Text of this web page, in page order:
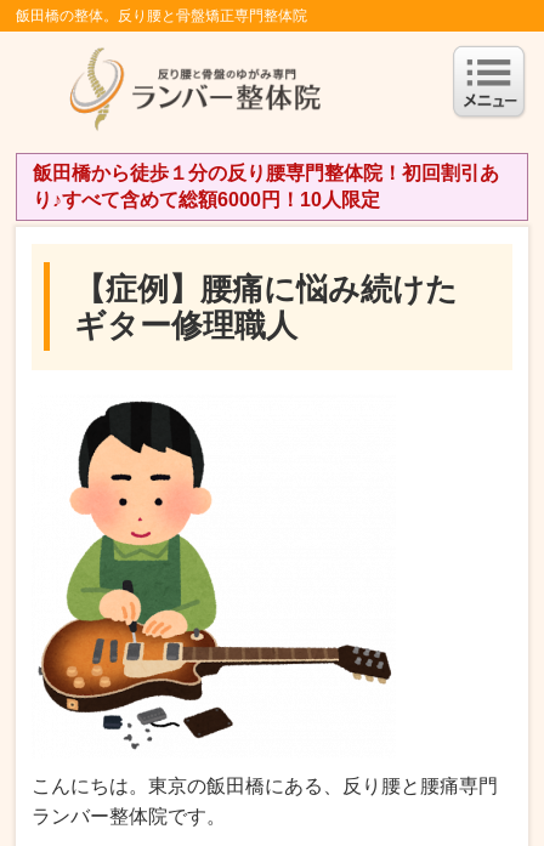
飯田橋の整体。反り腰と骨盤矯正専門整体院
飯田橋から徒歩１分の反り腰専門整体院！初回割引あ
り♪すべて含めて総額6000円！10人限定
【症例】腰痛に悩み続けた
ギター修理職人
こんにちは。東京の飯田橋にある、反り腰と腰痛専門
ランバー整体院です。